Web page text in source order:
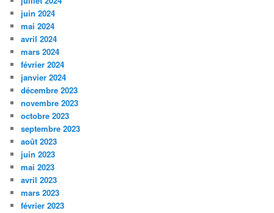
juin 2024
mai 2024
avril 2024
mars 2024
février 2024
janvier 2024
décembre 2023
novembre 2023
octobre 2023
septembre 2023
août 2023
juin 2023
mai 2023
avril 2023
mars 2023
février 2023